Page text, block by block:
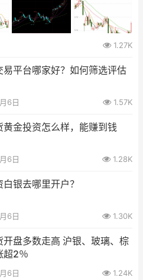
1.27K
易平台哪家好？如何筛选评估
6日 1.57K
黄金投资怎么样，能赚到钱
6日 1.28K
银去哪里开户？
6日 1.30K
开盘多数走高 沪银、玻璃、棕
超2％
6日 1.24K